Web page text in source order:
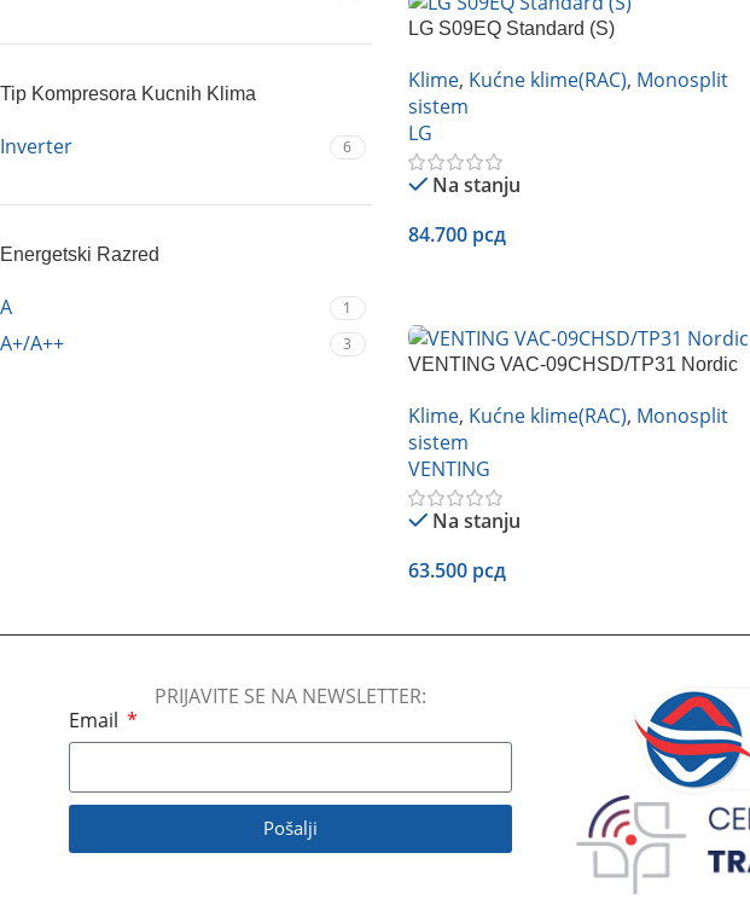
Tip Kompresora Kucnih Klima
Inverter 6
Energetski Razred
A 1
A+/A++ 3
LG S09EQ Standard (S)
Klime, Kućne klime(RAC), Monosplit
sistem
LG
Na stanju
84.700 рсд
VENTING VAC-09CHSD/TP31 Nordic
Klime, Kućne klime(RAC), Monosplit
sistem
VENTING
Na stanju
63.500 рсд
PRIJAVITE SE NA NEWSLETTER:
Email
Pošalji